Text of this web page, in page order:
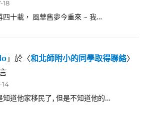
18
四十載， 風華舊夢今重來 ~ 我…
」於〈和北師附小的同學取得聯絡〉
14
知道他家移民了, 但是不知道他的…